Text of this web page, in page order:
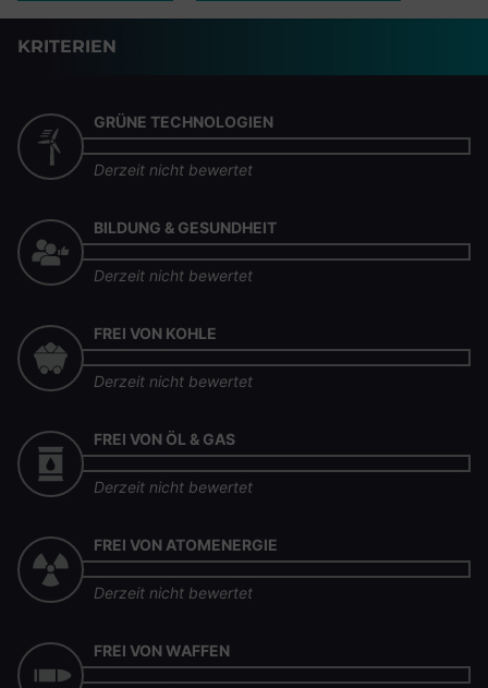
KRITERIEN
GRÜNE TECHNOLOGIEN
Derzeit nicht bewertet
BILDUNG & GESUNDHEIT
Derzeit nicht bewertet
FREI VON KOHLE
Derzeit nicht bewertet
FREI VON ÖL & GAS
Derzeit nicht bewertet
FREI VON ATOMENERGIE
Derzeit nicht bewertet
FREI VON WAFFEN